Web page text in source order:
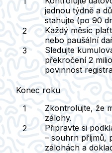
jednou týdně a
stahujte (po 90
Každý měsíc
nebo paušální
Sledujte
překročení 2
povinnost
Konec roku
Zkontrolujte, že
zálohy.
Připravte si
– souhrn příjmů,
zálohách a